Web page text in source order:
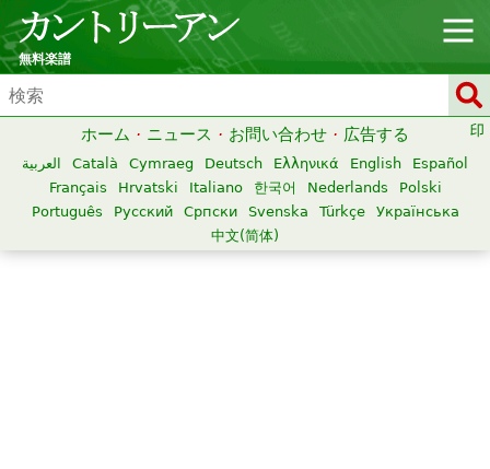
無料楽譜
ホーム · ニュース · お問い合わせ · 広告する
العربية Català Cymraeg Deutsch Ελληνικά English
Español
Français
Hrvatski Italiano 한국어 Nederlands
Polski
Português
Русский Српски Svenska Türkçe
Українська
中文(简体)